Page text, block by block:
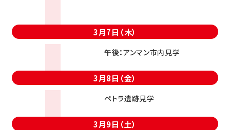
3月7日（木）
午後：アンマン市内見学
3月8日（金）
ペトラ遺跡見学
3月9日（土）